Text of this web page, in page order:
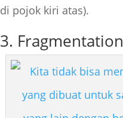
di pojok kiri atas).
3. Fragmentation